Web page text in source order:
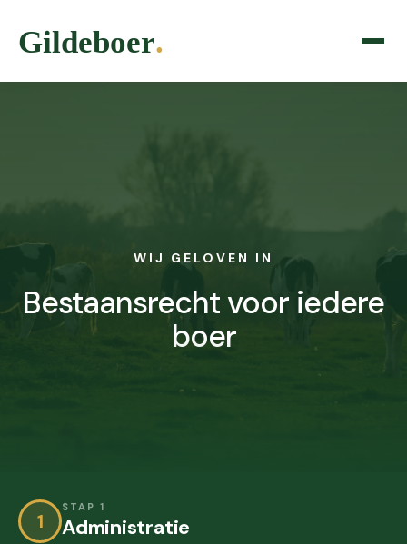
WIJ GELOVEN IN
Bestaansrecht voor iedere
boer
1
STAP 1
Administratie